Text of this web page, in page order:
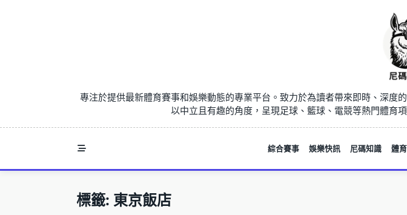
專注於提供最新體育賽事和娛樂動態的專業平台。致力於為讀者帶來即時、深
以中立且有趣的角度，呈現足球、籃球、電競等熱門體育
綜合賽事 娛樂快訊 尼碼知識 體
標籤: 東京飯店